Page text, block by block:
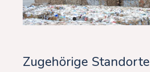
Zugehörige Standorte